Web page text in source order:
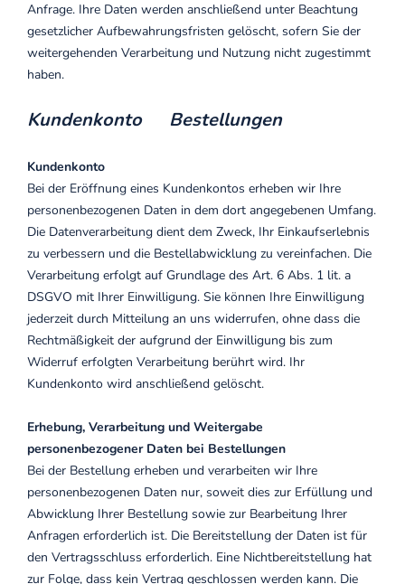
Anfrage. Ihre Daten werden anschließend unter Beachtung
gesetzlicher Aufbewahrungsfristen gelöscht, sofern Sie der
weitergehenden Verarbeitung und Nutzung nicht zugestimmt
haben.
Kundenkonto Bestellungen
Kundenkonto
Bei der Eröffnung eines Kundenkontos erheben wir Ihre
personenbezogenen Daten in dem dort angegebenen Umfang.
Die Datenverarbeitung dient dem Zweck, Ihr Einkaufserlebnis
zu verbessern und die Bestellabwicklung zu vereinfachen. Die
Verarbeitung erfolgt auf Grundlage des Art. 6 Abs. 1 lit. a
DSGVO mit Ihrer Einwilligung. Sie können Ihre Einwilligung
jederzeit durch Mitteilung an uns widerrufen, ohne dass die
Rechtmäßigkeit der aufgrund der Einwilligung bis zum
Widerruf erfolgten Verarbeitung berührt wird. Ihr
Kundenkonto wird anschließend gelöscht.
Erhebung, Verarbeitung und Weitergabe
personenbezogener Daten bei Bestellungen
Bei der Bestellung erheben und verarbeiten wir Ihre
personenbezogenen Daten nur, soweit dies zur Erfüllung und
Abwicklung Ihrer Bestellung sowie zur Bearbeitung Ihrer
Anfragen erforderlich ist. Die Bereitstellung der Daten ist für
den Vertragsschluss erforderlich. Eine Nichtbereitstellung hat
zur Folge, dass kein Vertrag geschlossen werden kann. Die